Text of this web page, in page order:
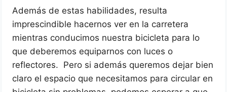
Además de estas habilidades, resulta
imprescindible hacernos ver en la carretera
mientras conducimos nuestra bicicleta para lo
que deberemos equiparnos con luces o
reflectores. Pero si además queremos dejar bien
claro el espacio que necesitamos para circular en